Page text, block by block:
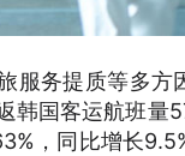
服务提质等多方
韩国客运航班量
，同比增长